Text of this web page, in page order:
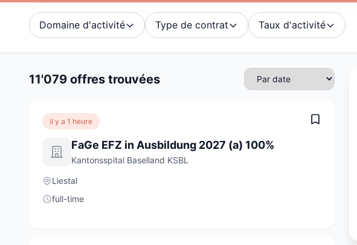
Domaine d'activité Type de contrat Taux d'activité
11'079 offres trouvées
il y a 1 heure
FaGe EFZ in Ausbildung 2027 (a) 100%
Kantonsspital Baselland KSBL
Liestal
full-time